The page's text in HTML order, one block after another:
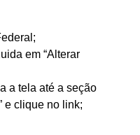
em “Alterar
a tela até a seção
e clique no link;